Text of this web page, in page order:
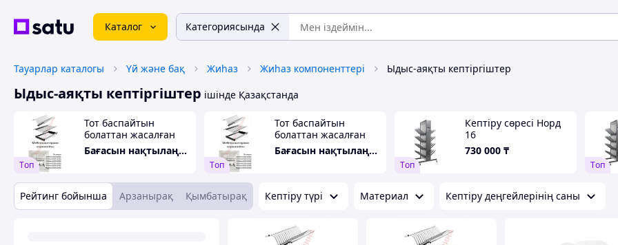
Каталог Категориясында
Тауарлар каталогы Үй және бақ Жиһаз Жиһаз компоненттері Ыдыс-аяқты кептіргіштер
Ыдыс-аяқты кептіргіштер ішінде Қазақстанда
Tоп
Тот баспайтын
болаттан жасалған
600 мм ыдысқа
арналған кептіргіш,
Бағасын нақтылаңыз
Tоп
Тот баспайтын
болаттан жасалған
800 мм ыдысқа
арналған кептіргіш,
Бағасын нақтылаңыз
Tоп
Кептіру сөресі Норд
16
730 000 ₸
Tоп
Рейтинг бойынша Арзанырақ Қымбатырақ Кептіру түрі Материал Кептіру деңгейлерінің саны